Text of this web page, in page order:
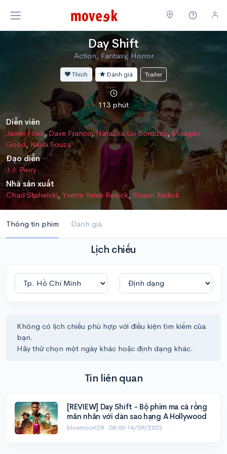
Day Shift
Action, Fantasy, Horror
Thích Đánh giá Trailer
113 phút
Diễn viên
Jamie Foxx,Dave Franco,Natasha Liu Bordizzo, Meagan
Good, Karla Souza
Đạo diễn
J.J. Perry
Nhà sản xuất
Chad Stahelski, Yvette Yates Redick, Shaun Redick
Thông tin phim Đánh giá
Lịch chiếu
Không có lịch chiếu phù hợp với điều kiện tìm kiếm của
bạn.
Hãy thử chọn một ngày khác hoặc định dạng khác.
Tin liên quan
[REVIEW] Day Shift - Bộ phim ma cà rồng
mãn nhãn với dàn sao hạng A Hollywood
bluemoon28 · 08:00 14/08/2022